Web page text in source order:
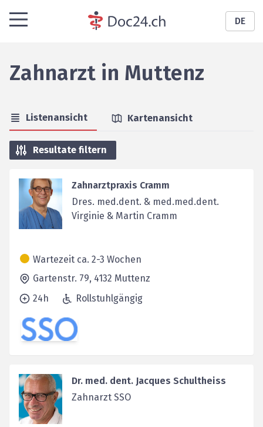
DE
Zahnarzt in Muttenz
Listenansicht Kartenansicht
Resultate filtern
Zahnarztpraxis Cramm
Dres. med.dent. & med.med.dent.
Virginie & Martin Cramm
Wartezeit ca. 2-3 Wochen
Gartenstr. 79, 4132 Muttenz
24h
Rollstuhlgängig
Dr. med. dent. Jacques Schultheiss
Zahnarzt SSO